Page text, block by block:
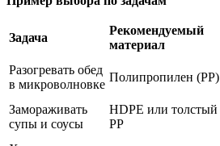
Задача
Рекомендуемый
материал
Разогревать обед
в микроволновке
Полипропилен (PP)
Замораживать
супы и соусы
HDPE или толстый
PP